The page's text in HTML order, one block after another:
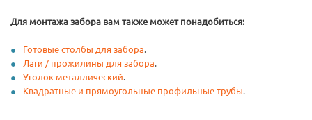
Для монтажа забора вам также может понадобиться:
Готовые столбы для забора.
Лаги / прожилины для забора.
Уголок металлический.
Квадратные и прямоугольные профильные трубы.